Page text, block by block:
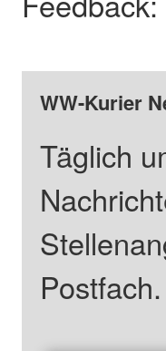
WW-Kurier
Täglich
Postfach.